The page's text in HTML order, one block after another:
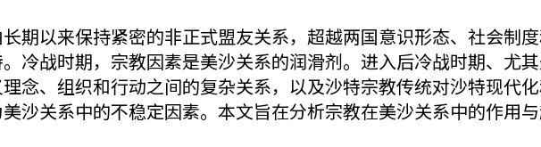
期以来保持紧密的非正式盟友关系，超越两国意识形态、社会制
冷战时期，宗教因素是美沙关系的润滑剂。进入后冷战时期、尤
念、组织和行动之间的复杂关系，以及沙特宗教传统对沙特现代
沙关系中的不稳定因素。本文旨在分析宗教在美沙关系中的作用与